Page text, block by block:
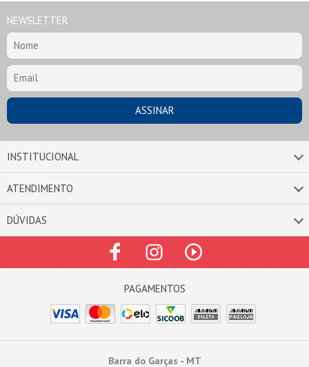
NEWSLETTER
INSTITUCIONAL
ATENDIMENTO
DÚVIDAS
Barra do Garças - MT